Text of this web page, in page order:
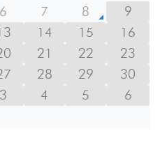
6 7 8
9
14 15
16
21 22
23
28 29
30
3 4 5 6